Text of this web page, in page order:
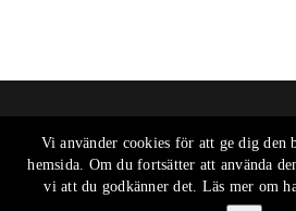
Vi använder cookies för att ge dig den
hemsida. Om du fortsätter att använda
vi att du godkänner det. Läs mer om